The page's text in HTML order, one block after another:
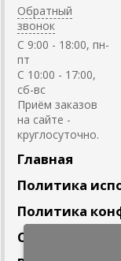
Обратный
звонок
C 9:00 - 18:00, пн-
пт
С 10:00 - 17:00,
сб-вс
Приём заказов
на сайте -
круглосуточно.
Главная
Политика
Политика